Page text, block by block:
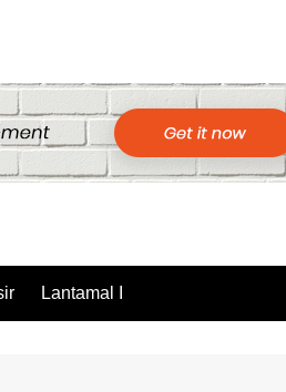
Lantamal I